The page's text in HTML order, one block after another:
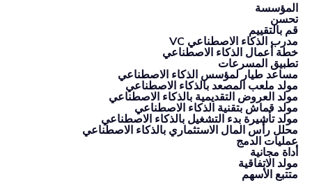
المؤسسة
تحسن
قم بالتقييم
مدرب الذكاء الاصطناعي VC
خطة أعمال الذكاء الاصطناعي
تطبيق المسرعات
مساعد طيار لمؤسس الذكاء الاصطناعي
مولد ملعب المصعد بالذكاء الاصطناعي
مولد العروض التقديمية بالذكاء الاصطناعي
مولد قماش بتقنية الذكاء الاصطناعي
مولد تأشيرة بدء التشغيل بالذكاء الاصطناعي
محلل رأس المال الاستثماري بالذكاء الاصطناعي
عمليات الدمج
أداة مجانية
مولد الاتفاقية
متتبع الأسهم